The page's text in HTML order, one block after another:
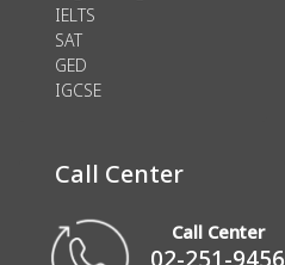
IELTS
SAT
GED
IGCSE
Call Center
Call Center
02-251-9456